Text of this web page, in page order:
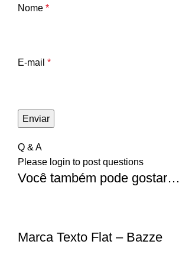
Nome *
E-mail *
Q & A
Please login to post questions
Você também pode gostar…
Marca Texto Flat – Bazze